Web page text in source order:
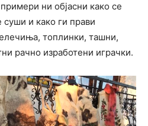
ни објасни како се
суши и како ги прави
топлинки, ташни,
рачно изработени играчки.